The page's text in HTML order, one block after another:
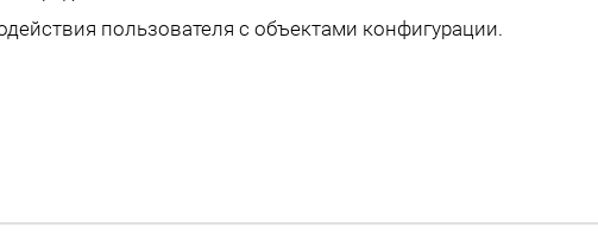
пользователя с объектами конфигурации.